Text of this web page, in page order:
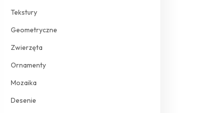
Tekstury
Geometryczne
Zwierzęta
Ornamenty
Mozaika
Desenie